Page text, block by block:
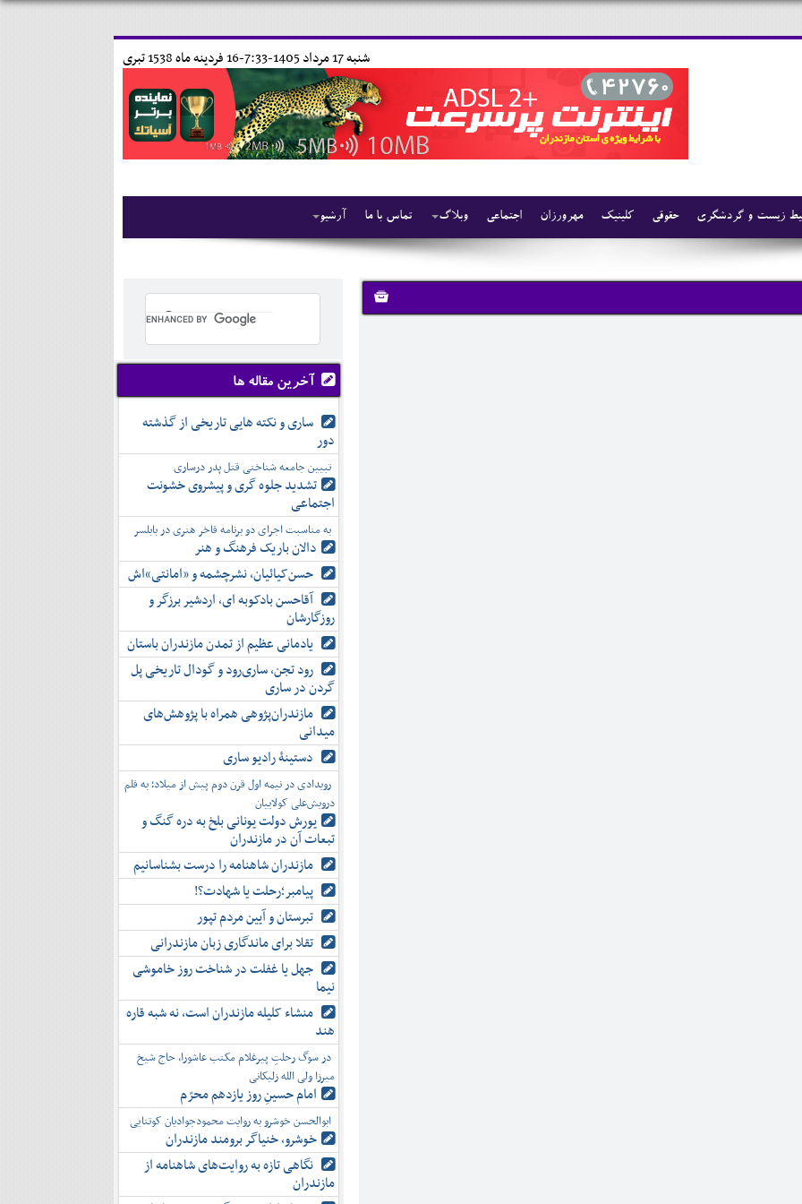
16 فردينه ماه 1538 تبری شنبه 17 مرداد 1405-7:33-
آرشیو تماس با ما وبلاگ اجتماعی مهرورزان کلینیک حقوقی زیست و گردشگری
آخرین مقاله ها
ساری و نکته هایی تاریخی از گذشته
دور
تبیین جامعه شناختی قتل پدر درساری
تشدید جلوه‌ گری و پیشروی خشونت
اجتماعی
به مناسبت اجرای دو برنامه فاخر هنری در بابلسر
دالان باریک فرهنگ و هنر
حسن‌کیائیان، نشرچشمه و «امانتی»اش
آقاحسن بادکوبه ای، اردشیر برزگر و
روزگارشان
یادمانی عظیم از تمدن مازندران باستان
رود تجن، ساری‌رود و گودال تاریخی پل
گردن در ساری
مازندران‌پژوهی همراه با پژوهش‌های
میدانی
دستینۀ رادیو ساری
رویدادی در نیمه اول قرن دوم پیش از میلاد؛ به قلم
درویش‌علی کولاییان
یورش دولت یونانی بلخ به دره گنگ و
تبعات آن در مازندران
مازندران شاهنامه را درست بشناسانیم
پیامبر؛رحلت یا شهادت؟!
تبرستان و آیین مردم تپور
تقلا برای ماندگاری زبان مازندرانی
جهل یا غفلت در شناخت روز خاموشی
نیما
منشاء کلیله مازندران است، نه شبه قاره
هند
در سوگ رحلتِ پیرغلام مکتب عاشورا، حاج شیخ
میرزا ولی الله زلیکانی
امام حسینِ روز یازدهم محرّم
ابوالحسن خوشرو به روایت محمودجوادیان کوتنایی
خوشرو، خنياگر برومند مازندران
نگاهی تازه به روایت‌های شاهنامه از
مازندران